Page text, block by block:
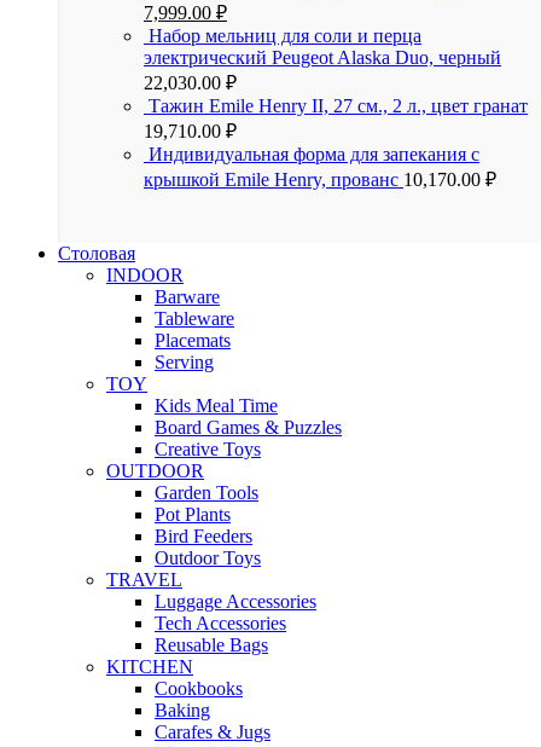
7,999.00 ₽
Набор мельниц для соли и перца
электрический Peugeot Alaska Duo, черный
22,030.00 ₽
Тажин Emile Henry II, 27 см., 2 л., цвет гранат
19,710.00 ₽
Индивидуальная форма для запекания с
крышкой Emile Henry, прованс 10,170.00 ₽
Столовая
INDOOR
Barware
Tableware
Placemats
Serving
TOY
Kids Meal Time
Board Games & Puzzles
Creative Toys
OUTDOOR
Garden Tools
Pot Plants
Bird Feeders
Outdoor Toys
TRAVEL
Luggage Accessories
Tech Accessories
Reusable Bags
KITCHEN
Cookbooks
Baking
Carafes & Jugs